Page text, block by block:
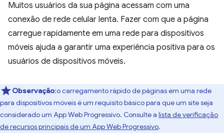
Muitos usuários da sua página acessam com uma
conexão de rede celular lenta. Fazer com que a página
carregue rapidamente em uma rede para dispositivos
móveis ajuda a garantir uma experiência positiva para os
usuários de dispositivos móveis.
Observação:o carregamento rápido de páginas em uma rede
para dispositivos móveis é um requisito básico para que um site seja
considerado um App Web Progressivo. Consulte a lista de verificação
de recursos principais de um App Web Progressivo.